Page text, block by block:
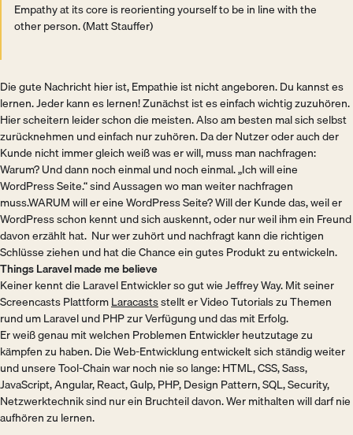
Empathy at its core is reorienting yourself to be in line with the
other person. (Matt Stauffer)
Die gute Nachricht hier ist, Empathie ist nicht angeboren. Du kannst es
lernen. Jeder kann es lernen! Zunächst ist es einfach wichtig zuzuhören.
Hier scheitern leider schon die meisten. Also am besten mal sich selbst
zurücknehmen und einfach nur zuhören. Da der Nutzer oder auch der
Kunde nicht immer gleich weiß was er will, muss man nachfragen:
Warum? Und dann noch einmal und noch einmal. „Ich will eine
WordPress Seite.“ sind Aussagen wo man weiter nachfragen
muss.WARUM will er eine WordPress Seite? Will der Kunde das, weil er
WordPress schon kennt und sich auskennt, oder nur weil ihm ein Freund
davon erzählt hat. Nur wer zuhört und nachfragt kann die richtigen
Schlüsse ziehen und hat die Chance ein gutes Produkt zu entwickeln.
Things Laravel made me believe
Keiner kennt die Laravel Entwickler so gut wie Jeffrey Way. Mit seiner
Screencasts PlattformLaracastsstellt er Video Tutorials zu Themen
rund um Laravel und PHP zur Verfügung und das mit Erfolg.
Er weiß genau mit welchen Problemen Entwickler heutzutage zu
kämpfen zu haben. Die Web-Entwicklung entwickelt sich ständig weiter
und unsere Tool-Chain war noch nie so lange: HTML, CSS, Sass,
JavaScript, Angular, React, Gulp, PHP, Design Pattern, SQL, Security,
Netzwerktechnik sind nur ein Bruchteil davon. Wer mithalten will darf nie
aufhören zu lernen.